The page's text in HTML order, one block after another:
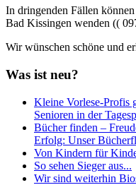
In dringenden Fällen
Bad Kissingen wenden ((
Wir wünschen schöne und
Was ist neu?
Kleine Vorlese-Profis
Senioren in der
Bücher finden –
Erfolg: Unser
Von Kindern für
So sehen Sieger aus...
Wir sind weiterhin